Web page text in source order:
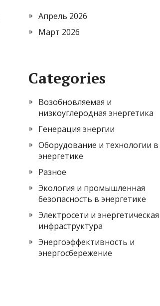
Апрель 2026
Март 2026
Categories
Возобновляемая и
низкоуглеродная энергетика
Генерация энергии
Оборудование и технологии в
энергетике
Разное
Экология и промышленная
безопасность в энергетике
Электросети и энергетическая
инфраструктура
Энергоэффективность и
энергосбережение